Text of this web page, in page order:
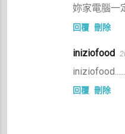
妳家電腦一
回覆 刪除
iniziofood
回覆 刪除